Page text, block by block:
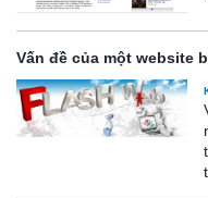
Vấn đề của một website